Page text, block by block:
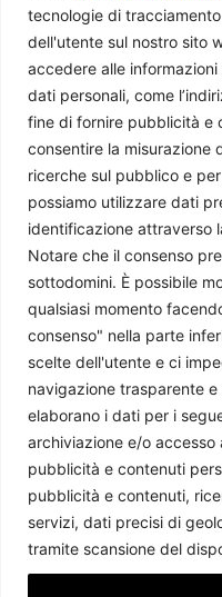
tecnologie di
dell'utente sul nostro sito
accedere alle
dati personali, come
fine di fornire pubblicità e
consentire la misurazione
ricerche sul pubblico e
possiamo utilizzare dati
identificazione attraverso
Notare che il consenso
sottodomini. È possibile
qualsiasi momento
consenso" nella parte
scelte dell'utente e ci
navigazione trasparente
elaborano i dati per i
archiviazione e/o accesso
pubblicità e contenuti
pubblicità e contenuti,
servizi, dati precisi di
tramite scansione del
Colombia, svolta a
nuovo equilibrio regionale
Martina Masu 15 Luglio 2026
Il Libano dopo il
Chiara Salvò 14 Luglio 2026